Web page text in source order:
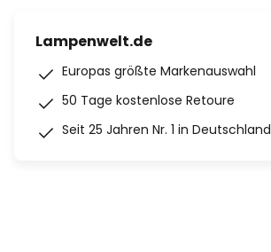
Lampenwelt.de
Europas größte Markenauswahl
50 Tage kostenlose Retoure
Seit 25 Jahren Nr. 1 in Deutschland